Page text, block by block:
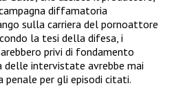
diffamatoria
sulla carriera del pornoattore
la tesi della difesa, i
privi di fondamento
delle intervistate avrebbe mai
per gli episodi citati.